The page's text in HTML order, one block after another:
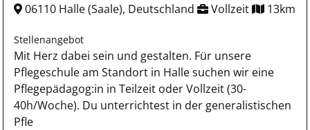
06110 Halle (Saale), Deutschland Vollzeit 13km
Stellenangebot
Mit Herz dabei sein und gestalten. Für unsere
Pflegeschule am Standort in Halle suchen wir eine
Pflegepädagog:in in Teilzeit oder Vollzeit (30-
40h/Woche). Du unterrichtest in der generalistischen
Pfle